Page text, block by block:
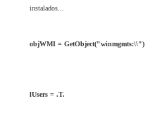
instalados...
objWMI = GetObject("winmgmts:\\")
lUsers = .T.